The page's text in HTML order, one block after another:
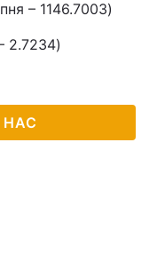
– 1146.7003)
2.7234)